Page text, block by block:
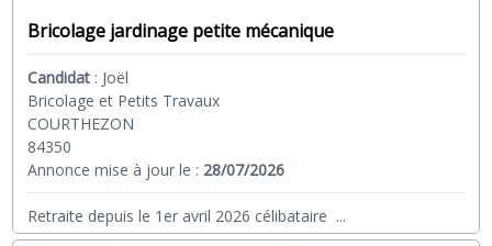
Bricolage jardinage petite mécanique
Candidat : Joël
Bricolage et Petits Travaux
COURTHEZON
84350
Annonce mise à jour le : 28/07/2026
Retraite depuis le 1er avril 2026 célibataire ...